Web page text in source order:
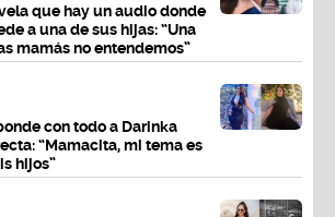
que hay un audio donde
a una de sus hijas: “Una
mamás no entendemos”
con todo a Darinka
“Mamacita, mi tema es
hijos”